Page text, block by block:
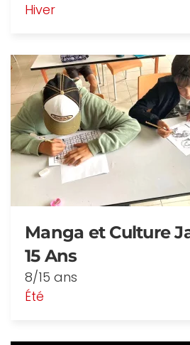
Hiver
Manga et Culture
15 Ans
8/15 ans
Été